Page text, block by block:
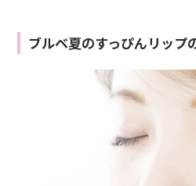
ブルベ夏のすっぴんリップ